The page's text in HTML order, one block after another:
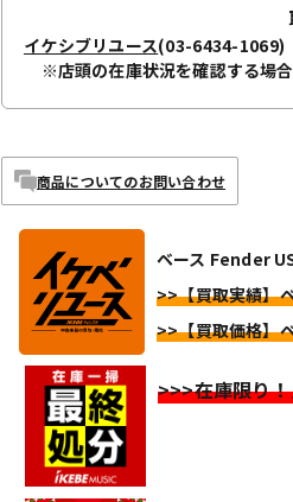
イケシブリユース(03-6434-1069)
※店頭の在庫状況を確認する場
商品についてのお問い合わせ
ベース Fender
>>【買取実績】
>>【買取価格】
>>>在庫限り